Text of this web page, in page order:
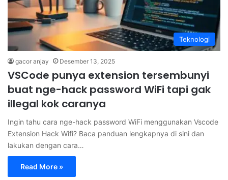
Teknologi
gacor anjay Desember 13, 2025
VSCode punya extension tersembunyi
buat nge-hack password WiFi tapi gak
illegal kok caranya
Ingin tahu cara nge-hack password WiFi menggunakan Vscode
Extension Hack Wifi? Baca panduan lengkapnya di sini dan
lakukan dengan cara…
Read More »